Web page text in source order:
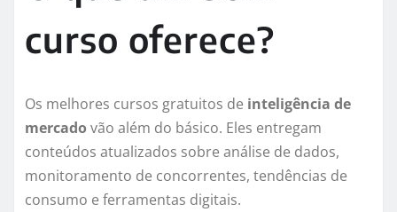
curso oferece?
Os melhores cursos gratuitos de inteligência de
mercado vão além do básico. Eles entregam
conteúdos atualizados sobre análise de dados,
monitoramento de concorrentes, tendências de
consumo e ferramentas digitais.